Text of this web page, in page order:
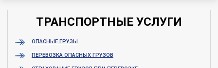
ТРАНСПОРТНЫЕ УСЛУГИ
ОПАСНЫЕ ГРУЗЫ
ПЕРЕВОЗКА ОПАСНЫХ ГРУЗОВ